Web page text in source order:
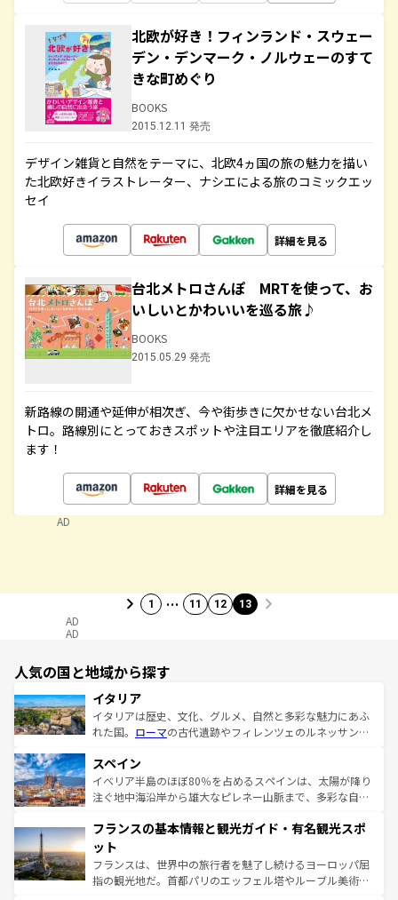
北欧が好き！フィンランド・スウェー
デン・デンマーク・ノルウェーのすて
きな町めぐり
BOOKS
2015.12.11 発売
デザイン雑貨と自然をテーマに、北欧4ヵ国の旅の魅力を描い
た北欧好きイラストレーター、ナシエによる旅のコミックエッ
セイ
詳細を見る
台北メトロさんぽ MRTを使って、お
いしいとかわいいを巡る旅♪
BOOKS
2015.05.29 発売
新路線の開通や延伸が相次ぎ、今や街歩きに欠かせない台北メ
トロ。路線別にとっておきスポットや注目エリアを徹底紹介し
ます！
詳細を見る
AD
1 … 11 12 13
AD
AD
人気の国と地域から探す
イタリア
イタリアは歴史、文化、グルメ、自然と多彩な魅力にあふ
れた国。 ローマの古代遺跡やフィレンツェのルネッサンス
ろん、トスカーナの美しい田園風景やアマルフィ海岸の絶
景など、自然景観も見逃せない。観光の合間には、本場の
ピザやパスタなど、絶品のイタリア料理を堪能することも
ませてくれるイタリアで、忘れられない旅をしてみよう！
なお、新着のイタリア情報は
しい。
スペイン
イベリア半島のほぼ80％を占めるスペインは、太陽が降り
注ぐ地中海沿岸から雄大なピレネー山脈まで、多彩な自然
文化が根付くこの国では、情熱的なフラメンコ、熱気あふ
れる闘牛、そして美味しいタパスが生活の一部となってい
る。首都マドリードの洗練された雰囲気や、バルセロナの
アートに溢れた街角から、地方では古代ローマ遺跡や中世
フランスの基本情報と観光ガイド・有名観光スポ
ット
フランスは、世界中の旅行者を魅了し続けるヨーロッパ屈
指の観光地だ。首都パリのエッフェル塔やルーブル美術館